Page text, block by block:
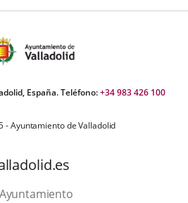
España. Teléfono:+34 983 426 100
- Ayuntamiento de Valladolid